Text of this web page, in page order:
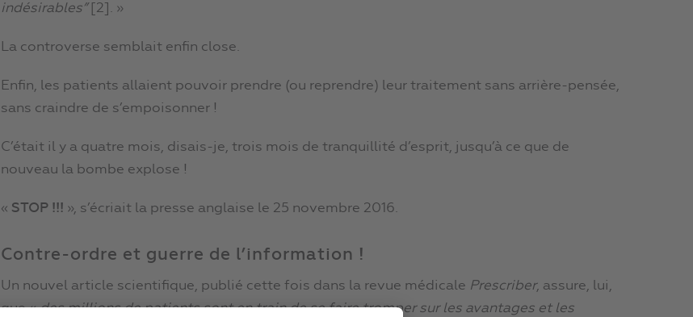
indésirables”[2]. »
La controverse semblait enfin close.
Enfin, les patients allaient pouvoir prendre (ou reprendre) leur traitement sans arrière-pensée,
sans craindre de s’empoisonner !
C’était il y a quatre mois, disais-je, trois mois de tranquillité d’esprit, jusqu’à ce que de
nouveau la bombe explose !
« STOP !!! », s’écriait la presse anglaise le 25 novembre 2016.
Contre-ordre et guerre de l’information !
Un nouvel article scientifique, publié cette fois dans la revue médicale Prescriber, assure, lui,
que «des millions de patients sont en train de se faire tromper sur les avantages et les